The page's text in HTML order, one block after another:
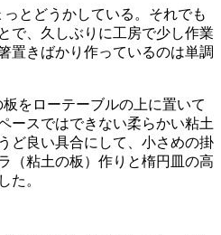
とどうかしている。それでも
で、久しぶりに工房で少し作業
置きばかり作っているのは単調
板をローテーブルの上に置いて
ースではできない柔らかい粘土
ど良い具合にして、小さめの掛
（粘土の板）作りと楕円皿の高
た。